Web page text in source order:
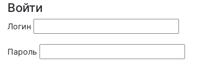
Войти
Логин
Пароль